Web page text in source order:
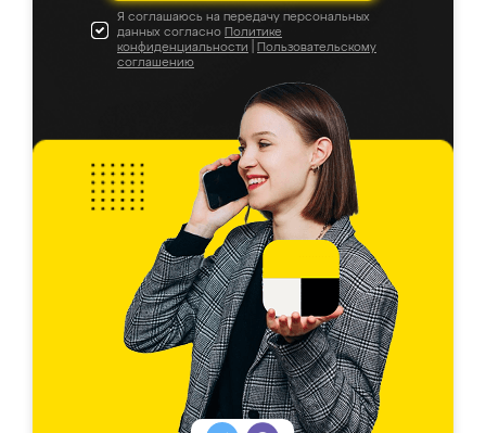
Я соглашаюсь на передачу персональных
данных согласно Политике
конфиденциальности
Пользовательскому
соглашению